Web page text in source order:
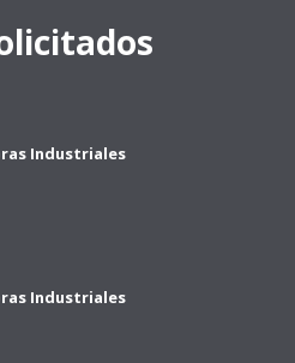
Industriales
Industriales